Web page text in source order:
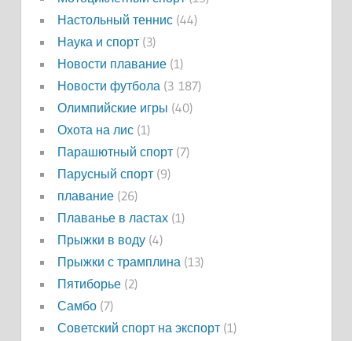
Настольный теннис(44)
Наука и спорт(3)
Новости плавание(1)
Новости футбола(3 187)
Олимпийские игры (40)
Охота на лис(1)
Парашютный спорт(7)
Парусный спорт(9)
плавание(26)
Плаванье в ластах(1)
Прыжки в воду(4)
Прыжки с трамплина(13)
Пятиборье(2)
Самбо(7)
Советский спорт на экспорт(1)